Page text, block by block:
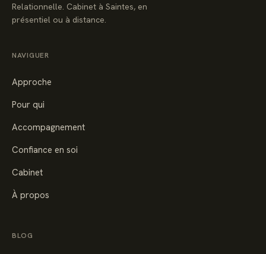
Relationnelle. Cabinet à Saintes, en
présentiel ou à distance.
NAVIGUER
Approche
Pour qui
Accompagnement
Confiance en soi
Cabinet
À propos
BLOG